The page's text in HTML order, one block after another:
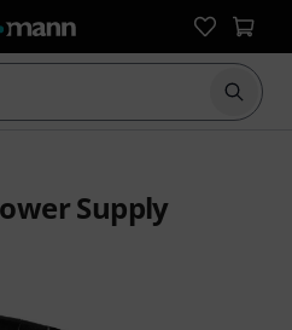
Suche
Supply
aus 3 Kundenbewertungen